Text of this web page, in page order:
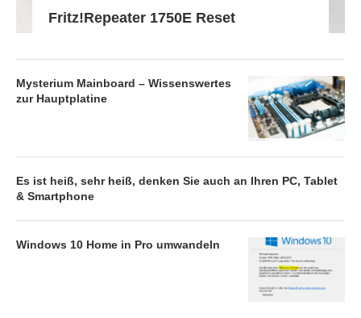
Fritz!Repeater 1750E Reset
Mysterium Mainboard – Wissenswertes
zur Hauptplatine
Es ist heiß, sehr heiß, denken Sie auch an Ihren PC, Tablet
& Smartphone
Windows 10 Home in Pro umwandeln